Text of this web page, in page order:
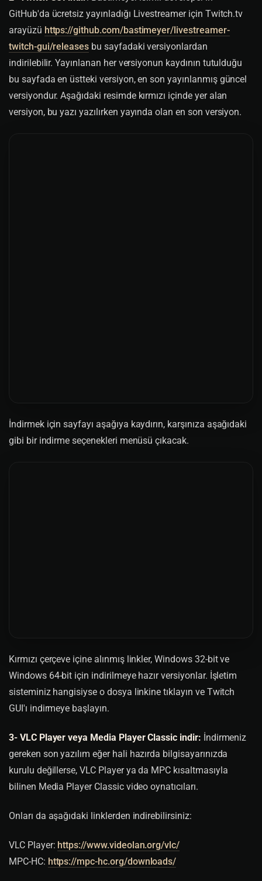
GitHub'da ücretsiz yayınladığı Livestreamer için Twitch.tv
arayüzü https://github.com/bastimeyer/livestreamer-
twitch-gui/releases bu sayfadaki versiyonlardan
indirilebilir. Yayınlanan her versiyonun kaydının tutulduğu
bu sayfada en üstteki versiyon, en son yayınlanmış güncel
versiyondur. Aşağıdaki resimde kırmızı içinde yer alan
versiyon, bu yazı yazılırken yayında olan en son versiyon.
İndirmek için sayfayı aşağıya kaydırın, karşınıza aşağıdaki
gibi bir indirme seçenekleri menüsü çıkacak.
Kırmızı çerçeve içine alınmış linkler, Windows 32-bit ve
Windows 64-bit için indirilmeye hazır versiyonlar. İşletim
sisteminiz hangisiyse o dosya linkine tıklayın ve Twitch
GUI'ı indirmeye başlayın.
3- VLC Player veya Media Player Classic indir: İndirmeniz
gereken son yazılım eğer hali hazırda bilgisayarınızda
kurulu değillerse, VLC Player ya da MPC kısaltmasıyla
bilinen Media Player Classic video oynatıcıları.
Onları da aşağıdaki linklerden indirebilirsiniz:
VLC Player: https://www.videolan.org/vlc/
MPC-HC: https://mpc-hc.org/downloads/